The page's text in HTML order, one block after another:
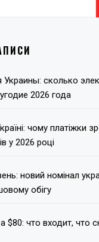
сколько
2026 года
чому платіжки
у 2026 році
новий номінал
обігу
$80: что входит, что